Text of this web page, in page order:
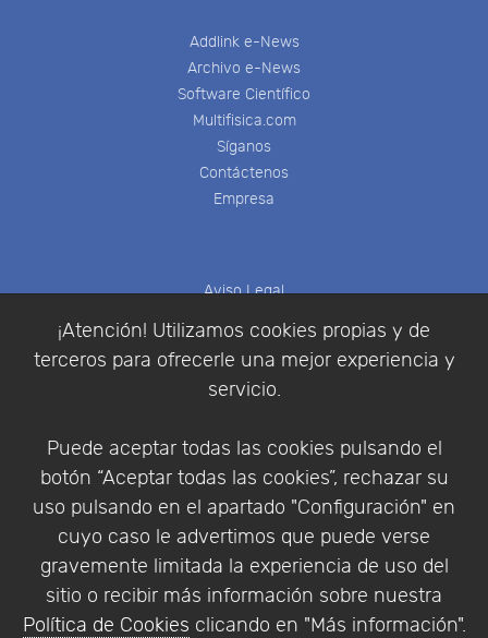
¡Atención! Utilizamos cookies propias y de
terceros para ofrecerle una mejor experiencia y
servicio.
Puede aceptar todas las cookies pulsando el
botón “Aceptar todas las cookies”, rechazar su
uso pulsando en el apartado "Configuración" en
cuyo caso le advertimos que puede verse
gravemente limitada la experiencia de uso del
sitio o recibir más información sobre nuestra
Política de Cookies clicando en "Más información".
Addlink e-News
Archivo e-News
Software Científico
Multifisica.com
Síganos
Contáctenos
Empresa
Aviso Legal
Política de Privacidad
Condiciones de compra
Identificarse
Empresa|Aviso Legal| Política de Privacidad |
Política de Cookies
© Copyright 1994 - 2026. Addlink Software